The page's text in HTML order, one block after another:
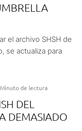
el archivo SHSH de
se actualiza para
de lectura
DEL
DEMASIADO